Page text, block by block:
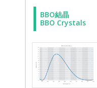
BBO結晶
BBO Crystals